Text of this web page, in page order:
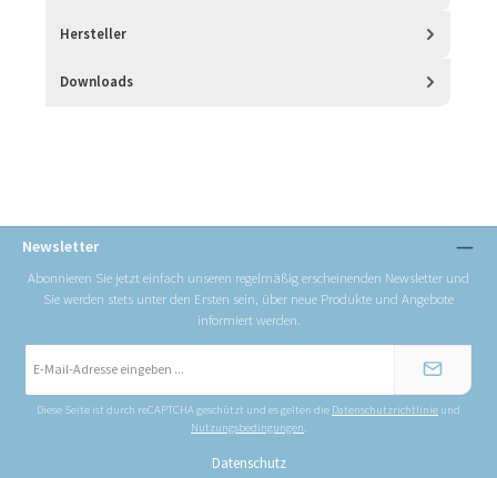
Hersteller
Downloads
Newsletter
Abonnieren Sie jetzt einfach unseren regelmäßig erscheinenden Newsletter und
Sie werden stets unter den Ersten sein, über neue Produkte und Angebote
informiert werden.
Mail-
Diese Seite ist durch reCAPTCHA geschützt und es gelten die Datenschutzrichtlinie und
Nutzungsbedingungen.
Datenschutz